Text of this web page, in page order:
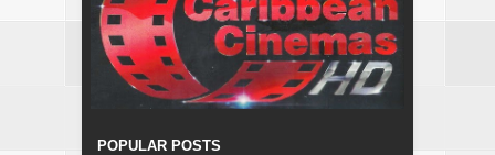
POPULAR POSTS